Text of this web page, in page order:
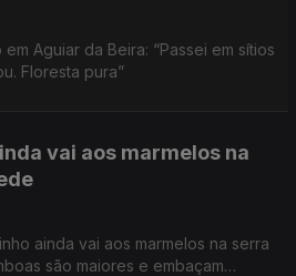
Aguiar da Beira: “Passei em sítios
Floresta pura”
vai aos marmelos na
ainda vai aos marmelos na serra
são maiores e embaçam